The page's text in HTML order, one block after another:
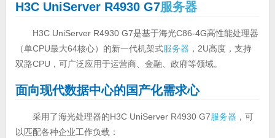
H3C UniServer R4930 G7服务器
H3C UniServer R4930 G7是基于海光C86-4G高性能处理器
（单CPU最大64核心）的新一代机架式服务器 ，2U高度，支持
双路CPU，可广泛应用于运营商、金融、政府等领域。
面向现代数据中心的国产化需求心
采用了海光处理器的H3C UniServer R4930 G7服务器 ，可
以匹配各种企业工作负载：